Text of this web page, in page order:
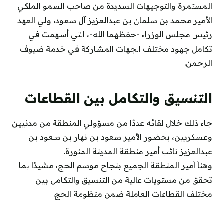
المستمرة والتوجيهات السديدة من صاحب السمو الملكي
الأمير محمد بن سلمان بن عبدالعزيز آل سعود، ولي العهد
رئيس مجلس الوزراء -حفظهما الله-، التي أسهمت في
تكامل جهود مختلف الجهات المشاركة في خدمة ضيوف
الرحمن.
التنسيق والتكامل بين القطاعات
جاء ذلك خلال لقائه عددًا من مسؤولي المنطقة من مدنيين
وعسكريين، بحضور الأمير سعود بن نهار بن سعود بن
عبدالعزيز نائب أمير منطقة المدينة المنورة.
وهنأ أمير المنطقة الجميع بنجاح موسم الحج، مشيدًا بما
تحقق من مستويات عالية من التنسيق والتكامل بين
مختلف القطاعات العاملة ضمن منظومة الحج.